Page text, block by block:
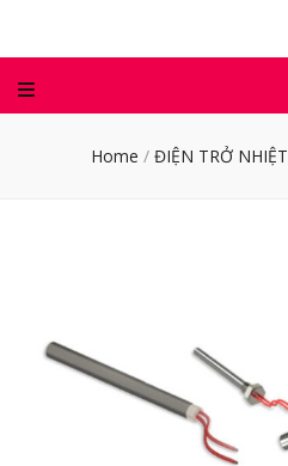
Home / ĐIỆN TRỞ NHIỆT